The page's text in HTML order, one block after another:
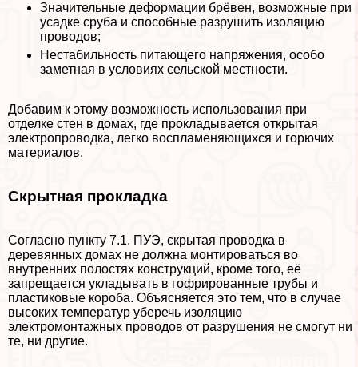
Значительные деформации брёвен, возможные при
усадке сруба и способные разрушить изоляцию
проводов;
Нестабильность питающего напряжения, особо
заметная в условиях сельской местности.
Добавим к этому возможность использования при
отделке стен в домах, где прокладывается открытая
электропроводка, легко воспламеняющихся и горючих
материалов.
Скрытная прокладка
Согласно пункту 7.1. ПУЭ, скрытая проводка в
деревянных домах не должна монтироваться во
внутренних полостях конструкций, кроме того, её
запрещается укладывать в гофрированные трубы и
пластиковые короба. Объясняется это тем, что в случае
высоких температур уберечь изоляцию
электромонтажных проводов от разрушения не смогут ни
те, ни другие.